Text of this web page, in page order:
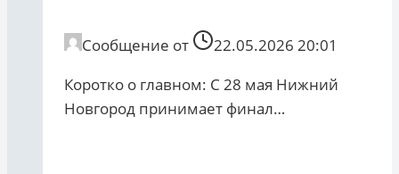
Сообщение от
22.05.2026 20:01
Коротко о главном: С 28 мая Нижний
Новгород принимает финал…